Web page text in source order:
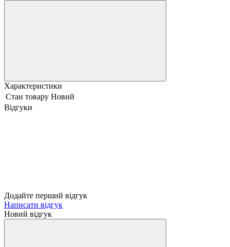
Характеристики
Стан товару Новий
Відгуки
Додайте перший відгук
Написати відгук
Новий відгук